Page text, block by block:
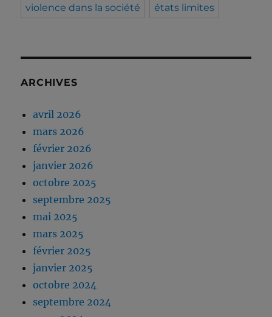
violence dans la société états limites
ARCHIVES
avril 2026
mars 2026
février 2026
janvier 2026
octobre 2025
septembre 2025
mai 2025
mars 2025
février 2025
janvier 2025
octobre 2024
septembre 2024